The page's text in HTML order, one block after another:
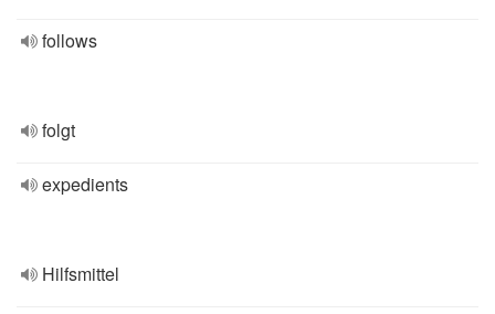
follows
folgt
expedients
Hilfsmittel